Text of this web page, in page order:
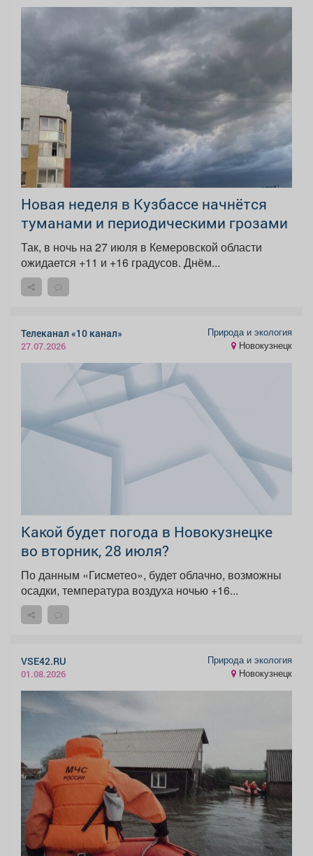
Новая неделя в Кузбассе начнётся
туманами и периодическими грозами
Так, в ночь на 27 июля в Кемеровской области
ожидается +11 и +16 градусов. Днём...
Телеканал «10 канал»
27.07.2026
Природа и экология
Новокузнецк
Какой будет погода в Новокузнецке
во вторник, 28 июля?
По данным «Гисметео», будет облачно, возможны
осадки, температура воздуха ночью +16...
VSE42.RU
01.08.2026
Природа и экология
Новокузнецк